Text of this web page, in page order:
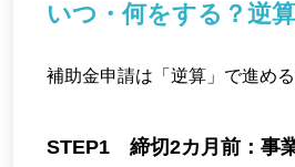
いつ・何をする？逆
補助金申請は「逆算」で進め
STEP1 締切2カ月前：事